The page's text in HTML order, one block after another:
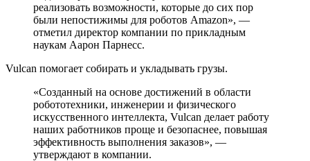
реализовать возможности, которые до сих пор
были непостижимы для роботов Amazon», —
отметил директор компании по прикладным
наукам Аарон Парнесс.
Vulcan помогает собирать и укладывать грузы.
«Созданный на основе достижений в области
робототехники, инженерии и физического
искусственного интеллекта, Vulcan делает работу
наших работников проще и безопаснее, повышая
эффективность выполнения заказов», —
утверждают в компании.